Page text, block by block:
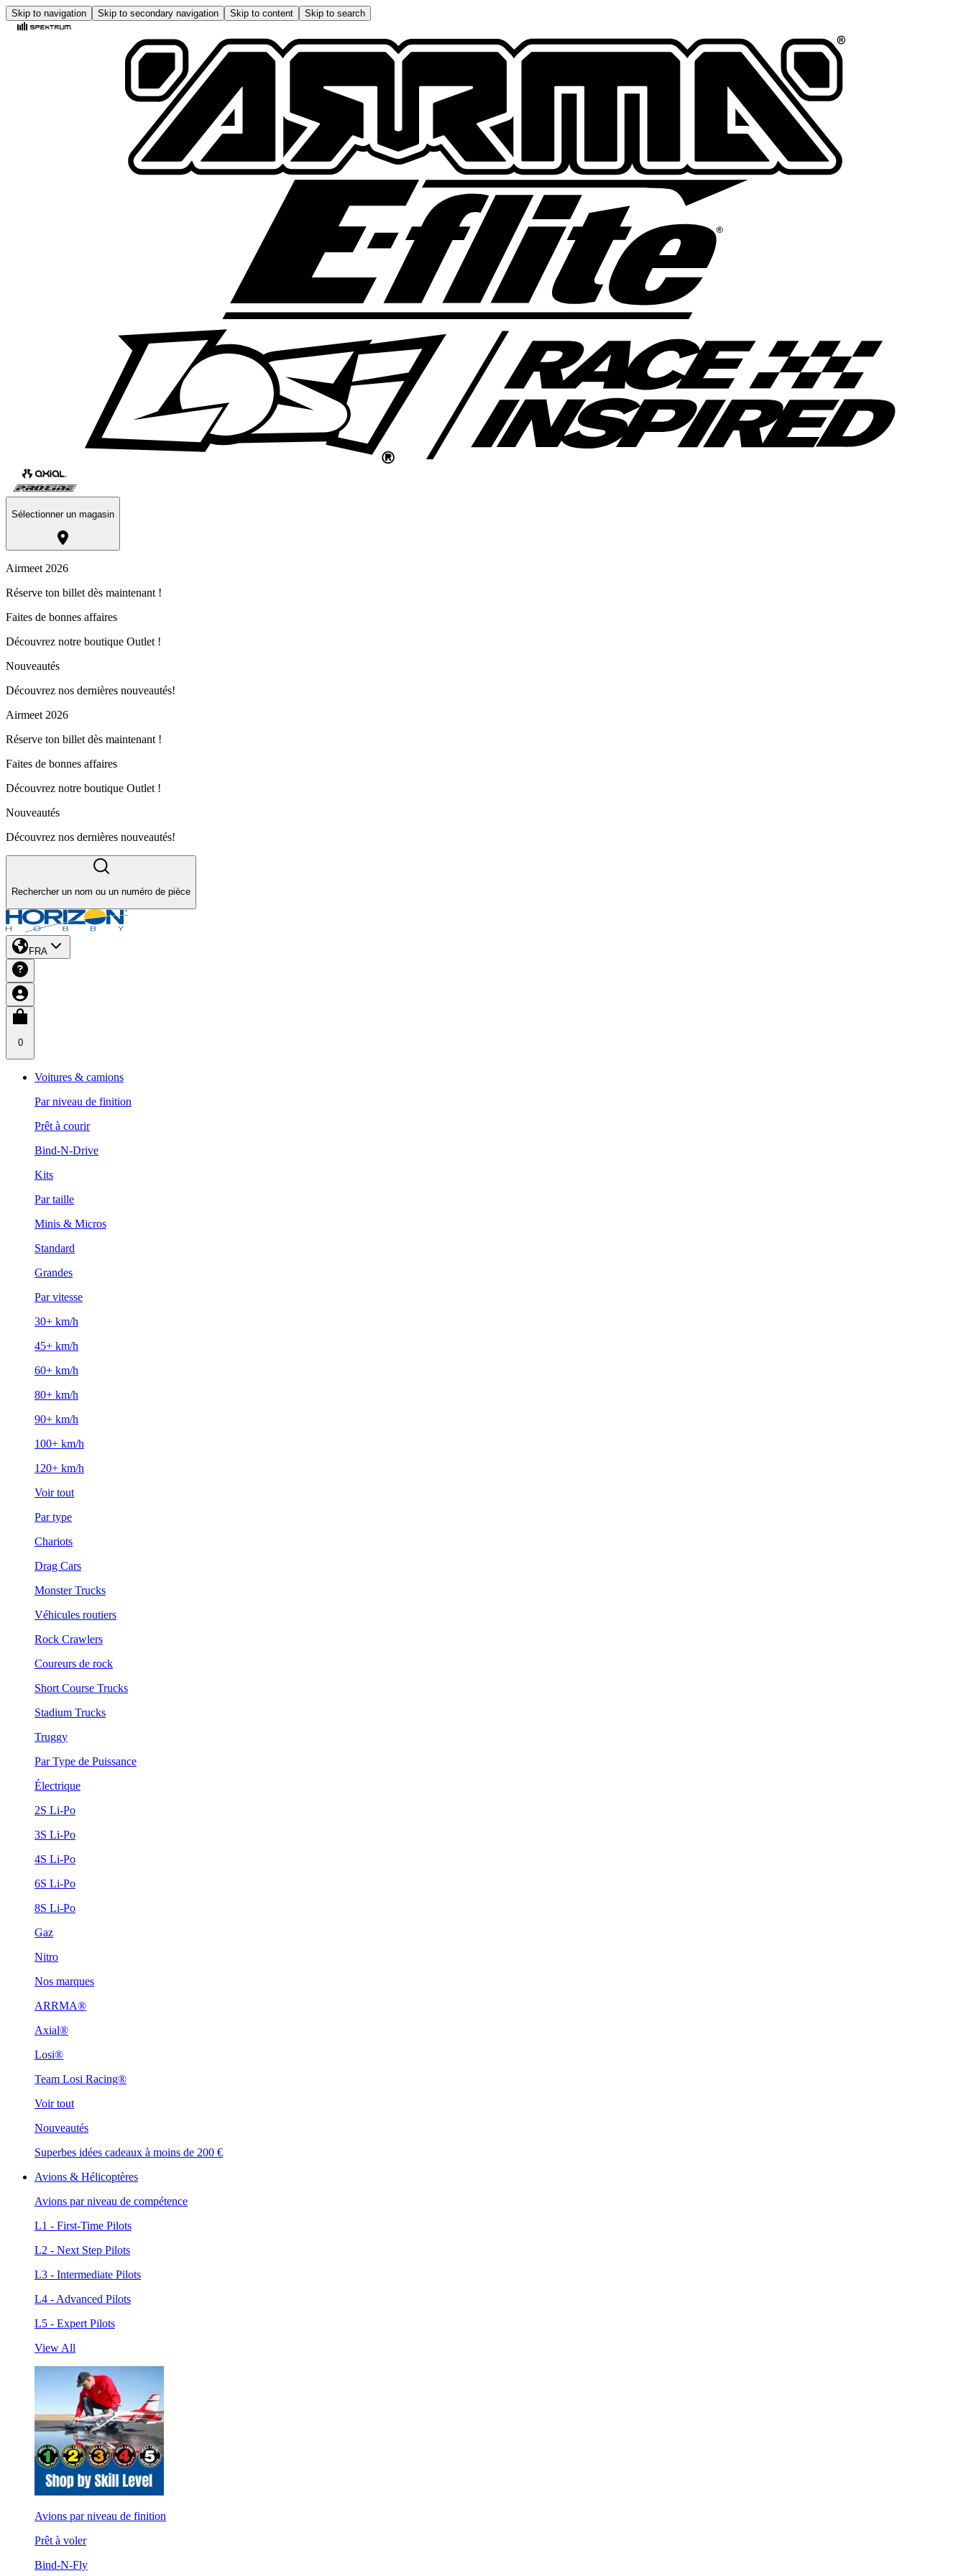
Skip to navigation Skip to secondary navigation Skip to content Skip to search
Sélectionner un magasin
Airmeet 2026
Réserve ton billet dès maintenant !
Faites de bonnes affaires
Découvrez notre boutique Outlet !
Nouveautés
Découvrez nos dernières nouveautés!
Airmeet 2026
Réserve ton billet dès maintenant !
Faites de bonnes affaires
Découvrez notre boutique Outlet !
Nouveautés
Découvrez nos dernières nouveautés!
Rechercher un nom ou un numéro de pièce
FRA
0
Voitures & camions
Par niveau de finition
Prêt à courir
Bind-N-Drive
Kits
Par taille
Minis & Micros
Standard
Grandes
Par vitesse
30+ km/h
45+ km/h
60+ km/h
80+ km/h
90+ km/h
100+ km/h
120+ km/h
Voir tout
Par type
Chariots
Drag Cars
Monster Trucks
Véhicules routiers
Rock Crawlers
Coureurs de rock
Short Course Trucks
Stadium Trucks
Truggy
Par Type de Puissance
Électrique
2S Li-Po
3S Li-Po
4S Li-Po
6S Li-Po
8S Li-Po
Gaz
Nitro
Nos marques
ARRMA®
Axial®
Losi®
Team Losi Racing®
Voir tout
Nouveautés
Superbes idées cadeaux à moins de 200 €
Avions & Hélicoptères
Avions par niveau de compétence
L1 - First-Time Pilots
L2 - Next Step Pilots
L3 - Intermediate Pilots
L4 - Advanced Pilots
L5 - Expert Pilots
View All
Avions par niveau de finition
Prêt à voler
Bind-N-Fly